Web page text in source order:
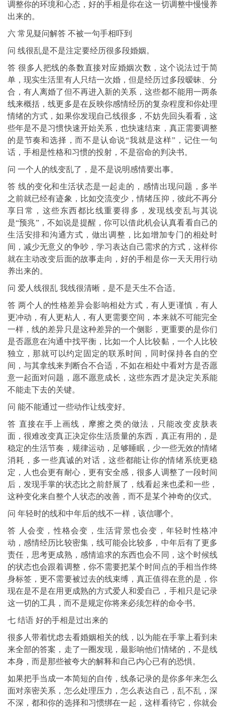
调整你的环境和心态，好的手相是你在这一切调整中慢慢养
出来的。
六 常见疑问解答 不被一句手相吓到
问 线很乱是不是注定要经历很多段婚姻。
答 很多人把线的条数直接对应婚姻次数，这个说法过于简
单，现实生活里有人只结一次婚，但是经历过多段暧昧、分
合，有人离婚了但不再进入新的关系，这些都不能用一两条
线来概括，线更多是在反映你感情经历的复杂程度和你处理
情绪的方式，如果你发现自己线很多，不妨先回头看看，这
些年是不是习惯快速开始关系，也快速结束，真正需要调整
的是节奏和选择，而不是认命说“我就是这样”，记住一句
话，手相是性格和习惯的投射，不是宿命的判决书。
问 一个人的线变乱了，是不是说明感情要出事。
答 线的变化和生活状态是一起走的，感情出现问题，多半
之前就已经有迹象，比如交流变少，情绪压抑，彼此不再分
享日常，这些东西都比线重要得多，发现线变乱与其说
是“预兆”，不如说是提醒，你可以借此机会认真看看自己的
生活安排和沟通方式，做出调整，比如增加专门的相处时
间，减少无意义的争吵，学习表达自己需求的方式，这样你
就在主动改变后面的故事走向，好的手相是你一天天用行动
养出来的。
问 爱人线很乱 我线很清晰，是不是天生不合适。
答 两个人的性格差异会影响相处方式，有人更谨慎，有人
更冲动，有人更粘人，有人更需要空间，本来就不可能完全
一样，线的差异只是这种差异的一个侧影，更重要的是你们
是否愿意在沟通中找平衡，比如一个人比较黏，一个人比较
独立，那就可以约定固定的联系时间，同时保持各自的空
间，与其拿线来判断合不合适，不如在相处中看对方是否愿
意一起面对问题，愿不愿意成长，这些东西才是决定关系能
不能走下去的关键。
问 能不能通过一些动作让线变好。
答 直接在手上画线，摩擦之类的做法，只能改变皮肤表
面，很难改变真正决定你生活质量的东西，真正有用的，是
稳定的生活节奏，规律运动，足够睡眠，少一些无效的情绪
消耗，多一些真诚的对话，这些都能让你的情绪系统更稳
定，人也会更有耐心，更有安全感，很多人调整了一段时间
后，发现手掌的状态比之前舒展了，线看起来也柔和一些，
这种变化来自整个人状态的改善，而不是某个神奇的仪式。
问 年轻时的线和中年后的线不一样，该信哪个。
答 人会变，性格会变，生活背景也会变，年轻时性格冲
动，感情经历比较密集，线可能会比较多，中年后有了更多
责任，思考更成熟，感情追求的东西也会不同，这个时候线
的状态也会跟着调整，你不需要把某个时间点的手相当作终
身标签，更不需要被过去的线束缚，真正值得在意的是，你
现在是不是在用更成熟的方式爱人和爱自己，手相只是记录
这一切的工具，而不是规定你将来必须怎样的命令书。
七 结语 好的手相是过出来的
很多人带着忧虑去看婚姻相关的线，以为能在手掌上看到未
来全部的答案，走了一圈发现，最影响他们情绪的，不是线
本身，而是那些被夸大的解释和自己内心已有的恐惧。
如果把手当成一本简短的自传，线条记录的是你多年来怎么
面对亲密关系，怎么处理压力，怎么表达自己，乱不乱，深
不深，都和你的选择和习惯绑在一起，这样看待它，你就会